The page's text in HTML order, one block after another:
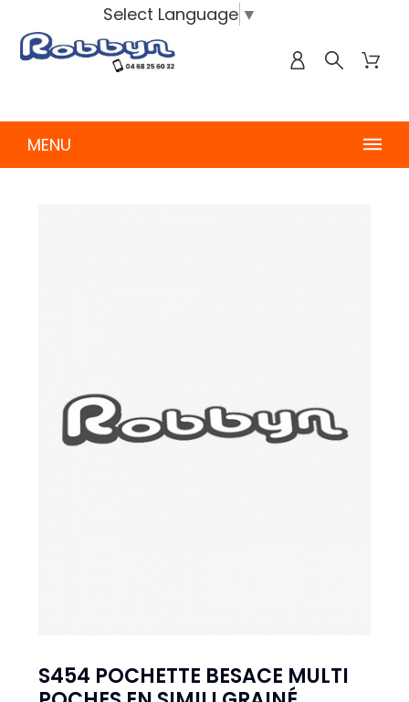
Select Language ▼
MENU
S454 POCHETTE BESACE MULTI